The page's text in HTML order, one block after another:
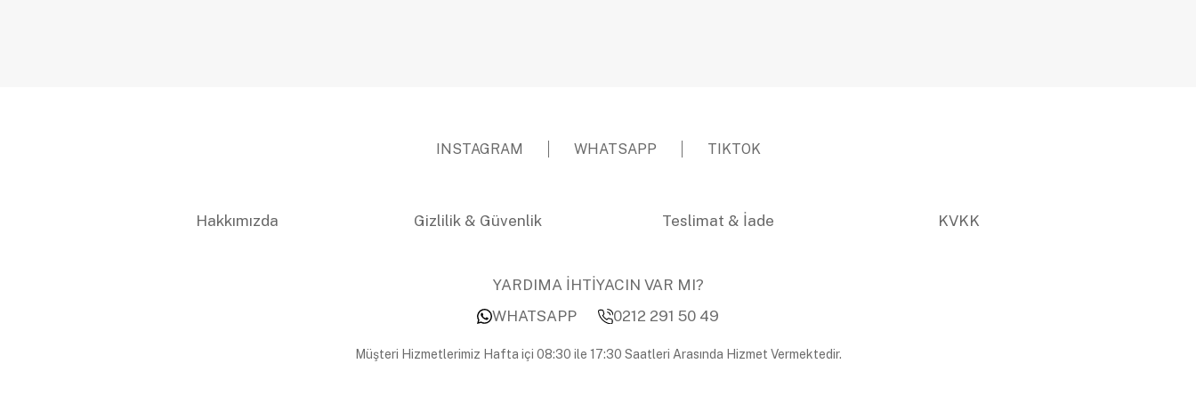
INSTAGRAM WHATSAPP TIKTOK
Hakkımızda Gizlilik & Güvenlik Teslimat & İade KVKK
YARDIMA İHTİYACIN VAR MI?
WHATSAPP
0212 291 50 49
Müşteri Hizmetlerimiz Hafta içi 08:30 ile 17:30 Saatleri Arasında Hizmet Vermektedir.